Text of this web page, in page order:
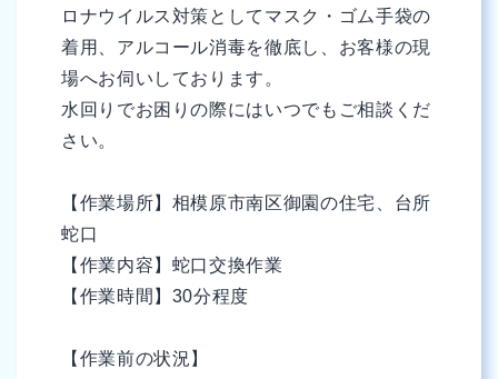
ロナウイルス対策としてマスク・ゴム手袋の
着用、アルコール消毒を徹底し、お客様の現
場へお伺いしております。
水回りでお困りの際にはいつでもご相談くだ
さい。
【作業場所】相模原市南区御園の住宅、台所
蛇口
【作業内容】蛇口交換作業
【作業時間】30分程度
【作業前の状況】